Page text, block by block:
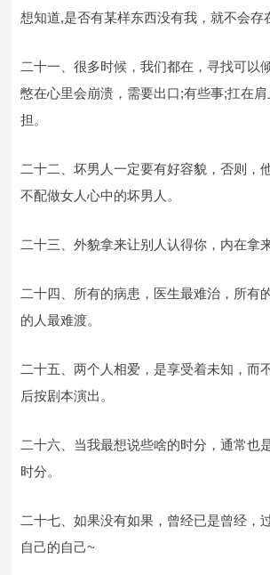
想知道,是否有某样东西没有我，就不会存
二十一、很多时候，我们都在，寻找可以
憋在心里会崩溃，需要出口;有些事;扛在
担。
二十二、坏男人一定要有好容貌，否则，
不配做女人心中的坏男人。
二十三、外貌拿来让别人认得你，内在拿
二十四、所有的病患，医生最难治，所有
的人最难渡。
二十五、两个人相爱，是享受着未知，而
后按剧本演出。
二十六、当我最想说些啥的时分，通常也
时分。
二十七、如果没有如果，曾经已是曾经，
自己的自己~